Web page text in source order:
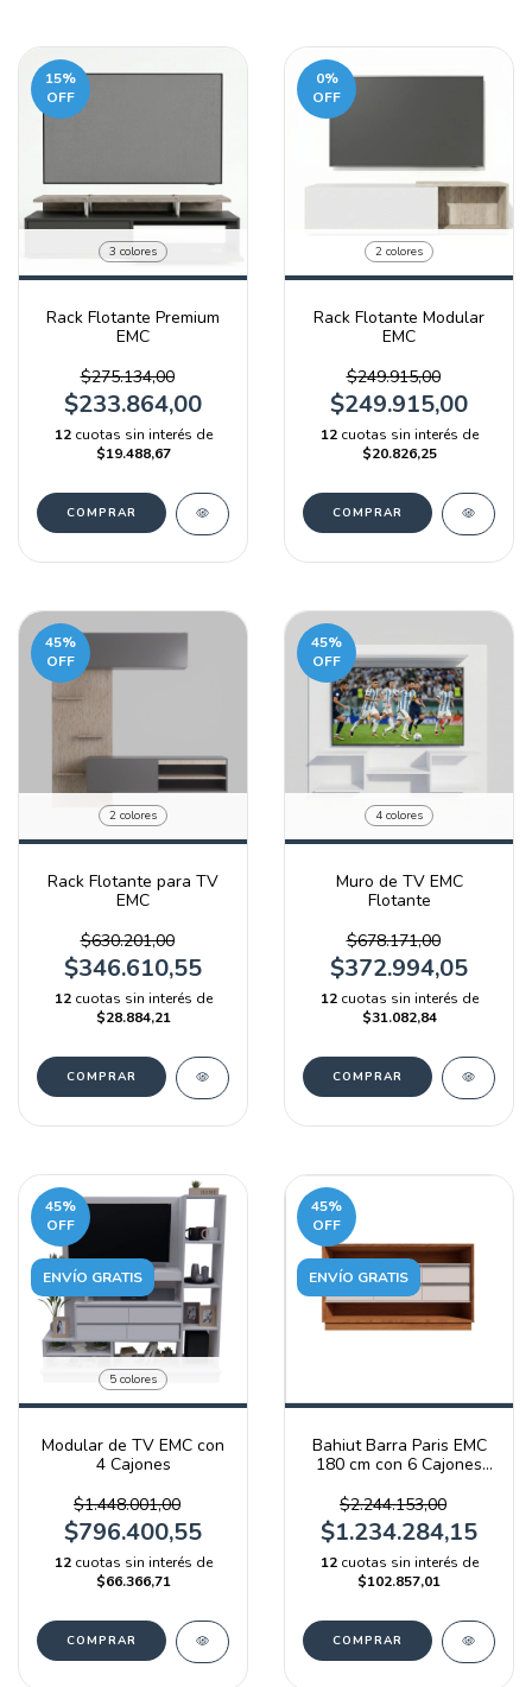
15%
OFF
3 colores
Rack Flotante Premium
EMC
$275.134,00
$233.864,00
12 cuotas sin interés de
$19.488,67
COMPRAR
0%
OFF
2 colores
Rack Flotante Modular
EMC
$249.915,00
$249.915,00
12 cuotas sin interés de
$20.826,25
COMPRAR
45%
OFF
2 colores
Rack Flotante para TV
EMC
$630.201,00
$346.610,55
12 cuotas sin interés de
$28.884,21
COMPRAR
45%
OFF
4 colores
Muro de TV EMC
Flotante
$678.171,00
$372.994,05
12 cuotas sin interés de
$31.082,84
COMPRAR
45%
OFF
ENVÍO GRATIS
5 colores
Modular de TV EMC con
4 Cajones
$1.448.001,00
$796.400,55
12 cuotas sin interés de
$66.366,71
COMPRAR
45%
OFF
ENVÍO GRATIS
Bahiut Barra Paris EMC
180 cm con 6 Cajones
$2.244.153,00
$1.234.284,15
12 cuotas sin interés de
$102.857,01